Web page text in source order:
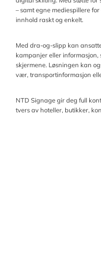
– samt egne mediespillere
innhold raskt og enkelt.
Med dra-og-slipp kan
kampanjer eller informasjon,
skjermene. Løsningen kan
vær, transportinformasjon
NTD Signage gir deg full
tvers av hoteller, butikker,